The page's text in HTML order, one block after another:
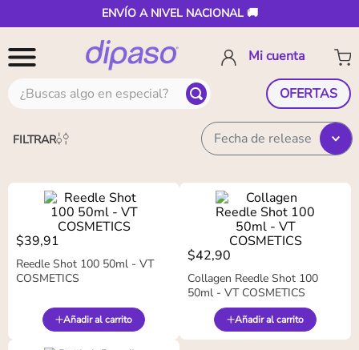
ENVÍO A NIVEL NACIONAL 🚚
¿Buscas algo en especial? OFERTAS
FILTRAR Fecha de release
$39,91
Reedle Shot 100 50ml - VT
COSMETICS
Añadir al carrito
$42,90
Collagen Reedle Shot 100
50ml - VT COSMETICS
Añadir al carrito